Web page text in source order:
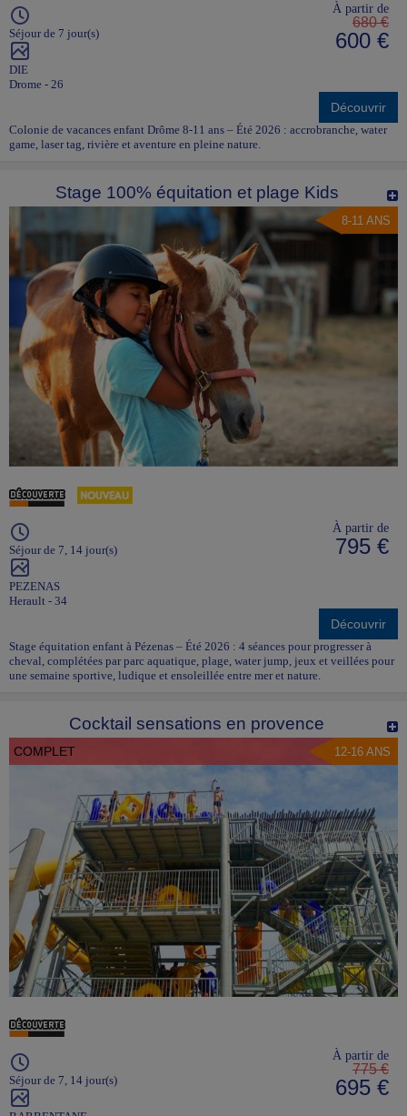
Séjour de 7 jour(s)
DIE
Drome - 26
À partir de
680 €
600 €
Découvrir
Colonie de vacances enfant Drôme 8-11 ans – Été 2026 : accrobranche, water
game, laser tag, rivière et aventure en pleine nature.
Stage 100% équitation et plage Kids
8-11 ANS
Séjour de 7, 14 jour(s)
PEZENAS
Herault - 34
À partir de
795 €
Découvrir
Stage équitation enfant à Pézenas – Été 2026 : 4 séances pour progresser à
cheval, complétées par parc aquatique, plage, water jump, jeux et veillées pour
une semaine sportive, ludique et ensoleillée entre mer et nature.
Cocktail sensations en provence
COMPLET 12-16 ANS
Séjour de 7, 14 jour(s)
À partir de
775 €
695 €